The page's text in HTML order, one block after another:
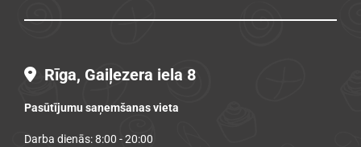
 Rīga, Gaiļezera iela 8
Pasūtījumu saņemšanas vieta
Darba dienās: 8:00 - 20:00